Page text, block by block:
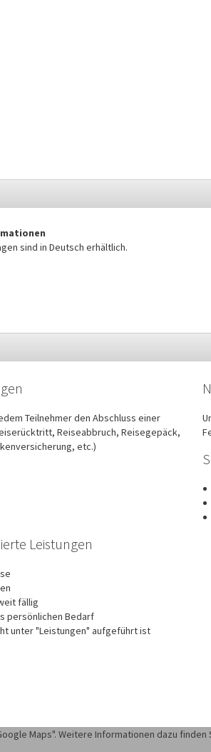
sind in Deutsch erhältlich.
Teilnehmer den Abschluss einer
Reiseabbruch, Reisegepäck,
etc.)
Leistungen
fällig
persönlichen Bedarf
unter "Leistungen" aufgeführt ist
Maps". Weitere Informationen dazu finden